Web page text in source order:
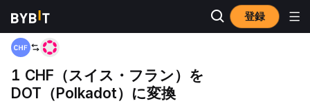
登録
ホーム CHF to DOT
1 CHF（スイス・フラン）を
DOT（Polkadot）に変換